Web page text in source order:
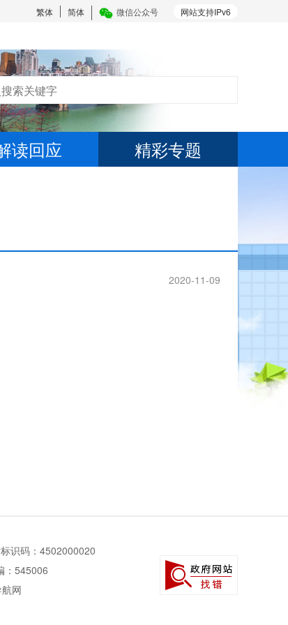
网站支持IPv6
繁体 简体 微信公众号
读回应 精彩专题
2020-11-09
识码：4502000020
：545006
网